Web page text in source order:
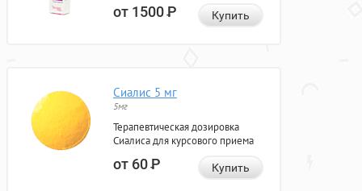
от 1500Р Купить
Сиалис 5 мг
5мг
Терапевтическая дозировка
Сиалиса для курсового приема
от 60Р Купить